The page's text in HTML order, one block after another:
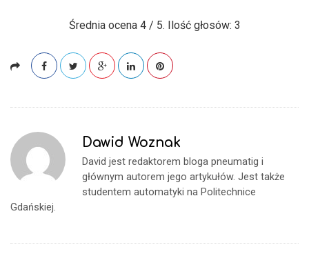
Średnia ocena 4/ 5. Ilość głosów: 3
Dawid Woznak
David jest redaktorem bloga pneumatig i
głównym autorem jego artykułów. Jest także
studentem automatyki na Politechnice
Gdańskiej.